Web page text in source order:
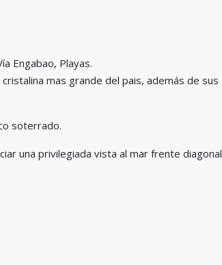
Engabao, Playas.
mas grande del pais, además de sus
soterrado.
una privilegiada vista al mar frente diagonal